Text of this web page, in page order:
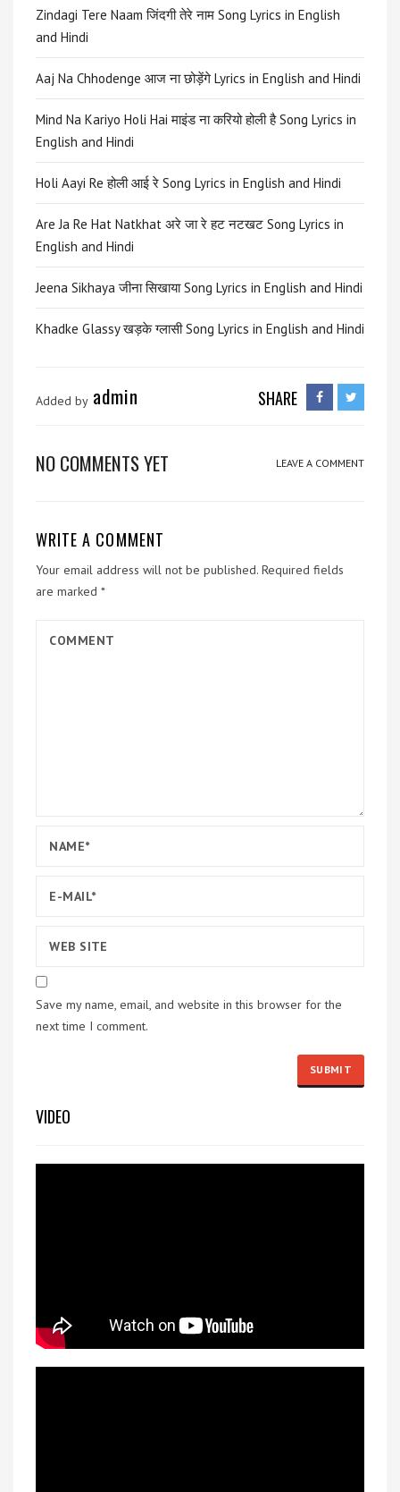
Zindagi Tere Naam जिंदगी तेरे नाम Song Lyrics in English
and Hindi
Aaj Na Chhodenge आज ना छोड़ेंगे Lyrics in English and Hindi
Mind Na Kariyo Holi Hai माइंड ना करियो होली है Song Lyrics in
English and Hindi
Holi Aayi Re होली आई रे Song Lyrics in English and Hindi
Are Ja Re Hat Natkhat अरे जा रे हट नटखट Song Lyrics in
English and Hindi
Jeena Sikhaya जीना सिखाया Song Lyrics in English and Hindi
Khadke Glassy खड़के ग्लासी Song Lyrics in English and Hindi
Added by admin SHARE
NO COMMENTS YET LEAVE A COMMENT
WRITE A COMMENT
Your email address will not be published. Required fields
are marked *
Save my name, email, and website in this browser for the
next time I comment.
VIDEO